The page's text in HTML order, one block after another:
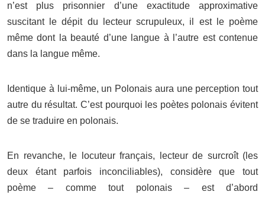
n’est plus prisonnier d’une exactitude approximative
suscitant le dépit du lecteur scrupuleux, il est le poème
même dont la beauté d’une langue à l’autre est contenue
dans la langue même.
Identique à lui-même, un Polonais aura une perception tout
autre du résultat. C’est pourquoi les poètes polonais évitent
de se traduire en polonais.
En revanche, le locuteur français, lecteur de surcroît (les
deux étant parfois inconciliables), considère que tout
poème – comme tout polonais – est d’abord